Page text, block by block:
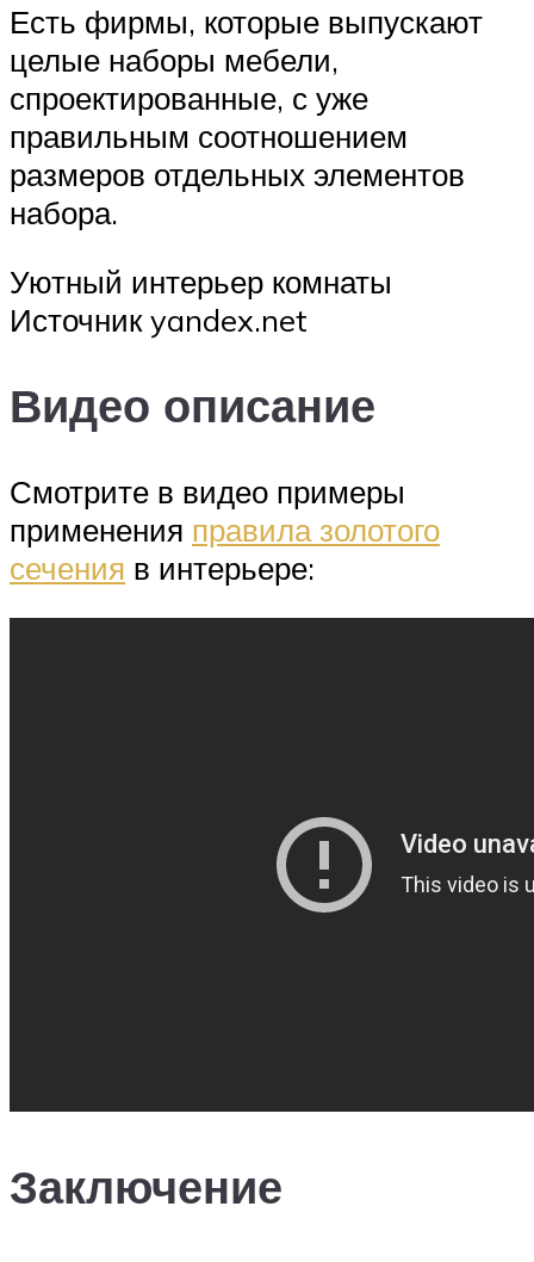
Есть фирмы, которые выпускают
целые наборы мебели,
спроектированные, с уже
правильным соотношением
размеров отдельных элементов
набора.
Уютный интерьер комнаты
Источник yandex.net
Видео описание
Смотрите в видео примеры
применения правила золотого
сечения в интерьере:
Заключение